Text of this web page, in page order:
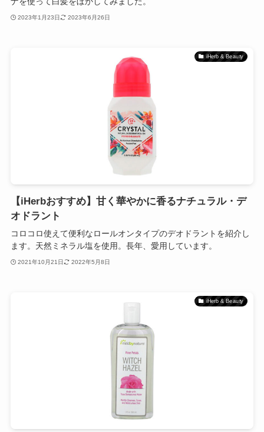
2023年1月23日 2023年6月26日
iHerb & Beauty
【iHerbおすすめ】甘く華やかに香るナチュラル・デ
オドラント
コロコロ使えて便利なロールオンタイプのデオドラントを紹介し
ます。天然ミネラル塩を使用。長年、愛用しています。
2021年10月21日 2022年5月8日
iHerb & Beauty